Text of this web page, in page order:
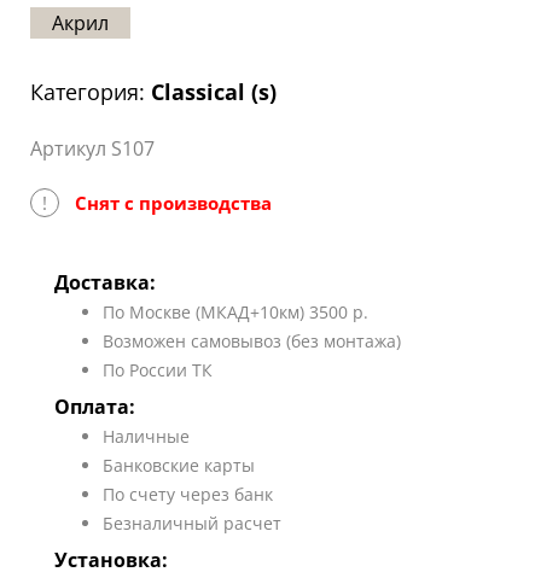
сайта
Акрил
Категория: Classical (s)
Артикул S107
! Снят с производства
Доставка:
По Москве (МКАД+10км) 3500 р.
Возможен самовывоз (без монтажа)
По России ТК
Оплата:
Наличные
Банковские карты
По счету через банк
Безналичный расчет
Установка: